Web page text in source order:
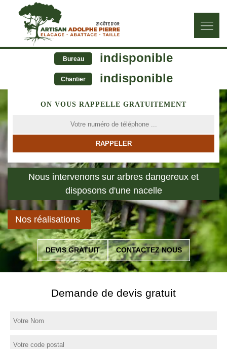
Bureau indisponible
Chantier indisponible
ON VOUS RAPPELLE GRATUITEMENT
Nous intervenons sur arbres dangereux et
disposons d'une nacelle
Nos réalisations
DEVIS GRATUIT CONTACTEZ NOUS
Demande de devis gratuit